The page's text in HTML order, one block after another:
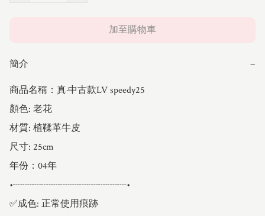
加至購物車
簡介 −
商品名稱：真·中古款LV speedy25
顏色: 老花
材質: 植鞣革牛皮
尺寸: 25cm
年份：04年
•┈┈┈┈┈┈┈┈┈┈┈┈•
✅成色: 正常使用痕跡